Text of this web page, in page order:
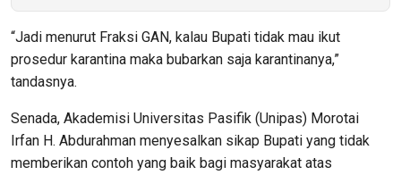
“Jadi menurut Fraksi GAN, kalau Bupati tidak mau ikut
prosedur karantina maka bubarkan saja karantinanya,”
tandasnya.
Senada, Akademisi Universitas Pasifik (Unipas) Morotai
Irfan H. Abdurahman menyesalkan sikap Bupati yang tidak
memberikan contoh yang baik bagi masyarakat atas